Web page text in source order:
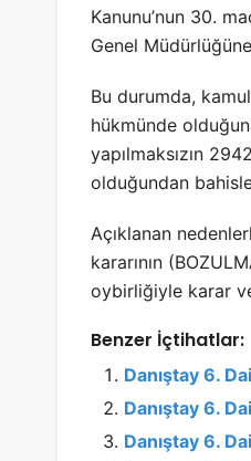
Kanunu’nun 30.
Genel
Bu durumda,
hükmünde
yapılmaksızın
olduğundan
Açıklanan
kararının
oybirliğiyle karar
Benzer İçtihatlar:
Danıştay 6.
Danıştay 6.
Danıştay 6.